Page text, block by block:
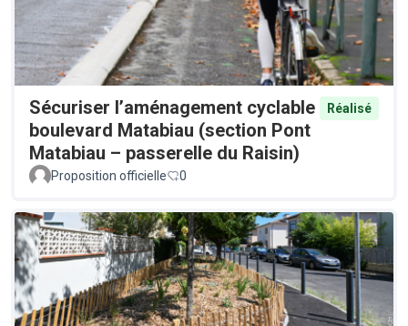
Sécuriser l’aménagement cyclable
boulevard Matabiau (section Pont
Matabiau – passerelle du Raisin)
Réalisé
Proposition officielle 0